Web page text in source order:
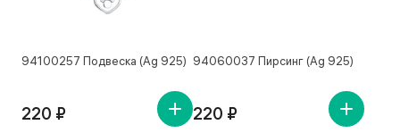
94100257 Подвеска (Ag 925)
220 ₽
94060037 Пирсинг (Ag 925)
220 ₽